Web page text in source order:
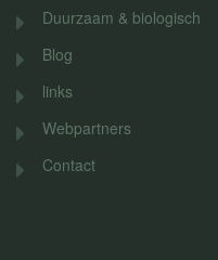
Duurzaam & biologisch
Blog
links
Webpartners
Contact